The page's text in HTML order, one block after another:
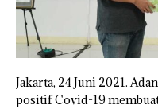
Jakarta, 24 Juni 2021.
positif Covid-19